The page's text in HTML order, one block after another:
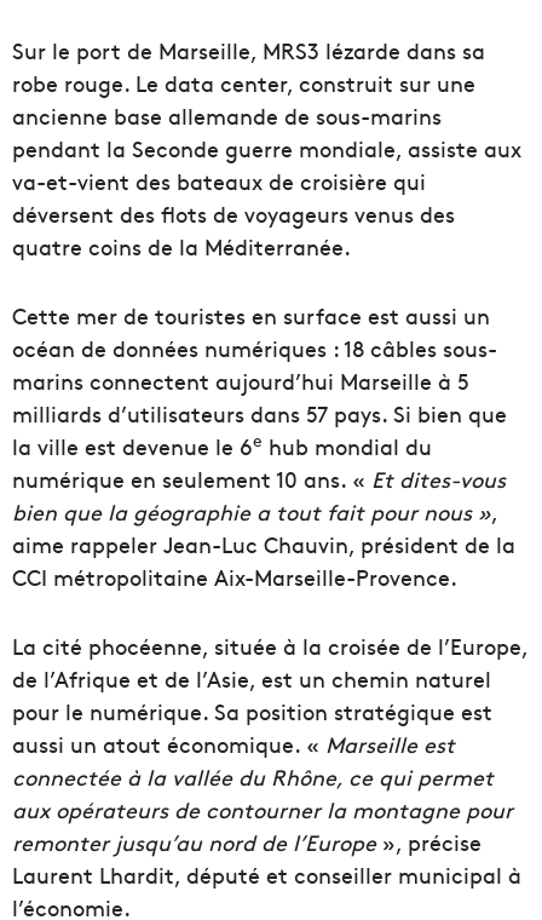
Sur le port de Marseille, MRS3 lézarde dans sa
robe rouge. Le data center, construit sur une
ancienne base allemande de sous-marins
pendant la Seconde guerre mondiale, assiste aux
va-et-vient des bateaux de croisière qui
déversent des flots de voyageurs venus des
quatre coins de la Méditerranée.
Cette mer de touristes en surface est aussi un
océan de données numériques : 18 câbles sous-
marins connectent aujourd’hui Marseille à 5
milliards d’utilisateurs dans 57 pays. Si bien que
la ville est devenue le 6e hub mondial du
numérique en seulement 10 ans. « Et dites-vous
bien que la géographie a tout fait pour nous »,
aime rappeler Jean-Luc Chauvin, président de la
CCI métropolitaine Aix-Marseille-Provence.
La cité phocéenne, située à la croisée de l’Europe,
de l’Afrique et de l’Asie, est un chemin naturel
pour le numérique. Sa position stratégique est
aussi un atout économique. « Marseille est
connectée à la vallée du Rhône, ce qui permet
aux opérateurs de contourner la montagne pour
remonter jusqu’au nord de l’Europe», précise
Laurent Lhardit, député et conseiller municipal à
l’économie.